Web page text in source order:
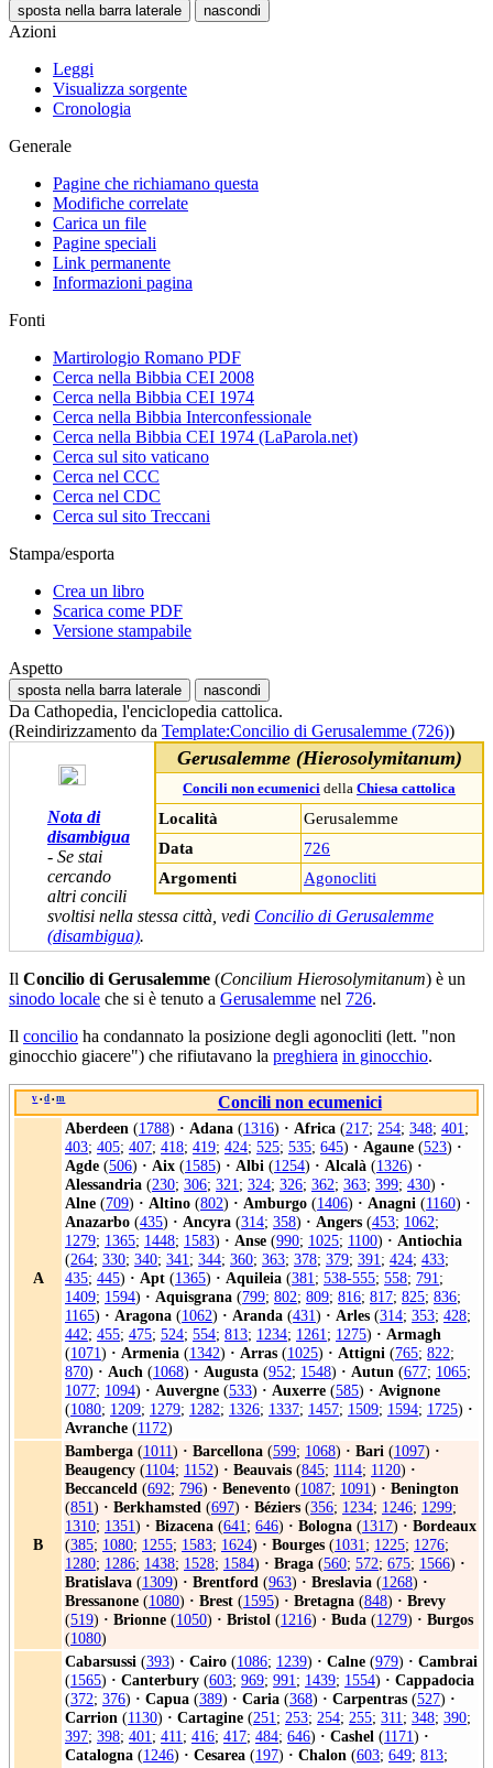
sposta nella barra laterale nascondi
Azioni
Leggi
Visualizza sorgente
Cronologia
Generale
Pagine che richiamano questa
Modifiche correlate
Carica un file
Pagine speciali
Link permanente
Informazioni pagina
Fonti
Martirologio Romano PDF
Cerca nella Bibbia CEI 2008
Cerca nella Bibbia CEI 1974
Cerca nella Bibbia Interconfessionale
Cerca nella Bibbia CEI 1974 (LaParola.net)
Cerca sul sito vaticano
Cerca nel CCC
Cerca nel CDC
Cerca sul sito Treccani
Stampa/esporta
Crea un libro
Scarica come PDF
Versione stampabile
Aspetto
sposta nella barra laterale nascondi
Da Cathopedia, l'enciclopedia cattolica.
(Reindirizzamento da Template:Concilio di Gerusalemme (726))
Gerusalemme (Hierosolymitanum)
Concili non ecumenici della Chiesa cattolica
Località
Gerusalemme
Data
726
Argomenti
Agonocliti
Nota di
disambigua
- Se stai
cercando
altri concili
svoltisi nella stessa città, vedi Concilio di Gerusalemme
(disambigua).
Il Concilio di Gerusalemme (Concilium Hierosolymitanum) è un
sinodo locale che si è tenuto a Gerusalemme nel 726.
Il concilio ha condannato la posizione degli agonocliti (lett. "non
ginocchio giacere") che rifiutavano la preghiera in ginocchio.
v • d • m Concili non ecumenici
A
Aberdeen (1788) · Adana (1316) · Africa (217; 254; 348; 401;
403; 405; 407; 418; 419; 424; 525; 535; 645) · Agaune (523) ·
Agde (506) · Aix (1585) · Albi (1254) · Alcalà (1326) ·
Alessandria (230; 306; 321; 324; 326; 362; 363; 399; 430) ·
Alne (709) · Altino (802) · Amburgo (1406) · Anagni (1160) ·
Anazarbo (435) · Ancyra (314; 358) · Angers (453; 1062;
1279; 1365; 1448; 1583) · Anse (990; 1025; 1100) · Antiochia
(264; 330; 340; 341; 344; 360; 363; 378; 379; 391; 424; 433;
435; 445) · Apt (1365) · Aquileia (381; 538-555; 558; 791;
1409; 1594) · Aquisgrana (799; 802; 809; 816; 817; 825; 836;
1165) · Aragona (1062) · Aranda (431) · Arles (314; 353; 428;
442; 455; 475; 524; 554; 813; 1234; 1261; 1275) · Armagh
(1071) · Armenia (1342) · Arras (1025) · Attigni (765; 822;
870) · Auch (1068) · Augusta (952; 1548) · Autun (677; 1065;
1077; 1094) · Auvergne (533) · Auxerre (585) · Avignone
(1080; 1209; 1279; 1282; 1326; 1337; 1457; 1509; 1594; 1725) ·
Avranche (1172)
B
Bamberga (1011) · Barcellona (599; 1068) · Bari (1097) ·
Beaugency (1104; 1152) · Beauvais (845; 1114; 1120) ·
Beccanceld (692; 796) · Benevento (1087; 1091) · Benington
(851) · Berkhamsted (697) · Béziers (356; 1234; 1246; 1299;
1310; 1351) · Bizacena (641; 646) · Bologna (1317) · Bordeaux
(385; 1080; 1255; 1583; 1624) · Bourges (1031; 1225; 1276;
1280; 1286; 1438; 1528; 1584) · Braga (560; 572; 675; 1566) ·
Bratislava (1309) · Brentford (963) · Breslavia (1268) ·
Bressanone (1080) · Brest (1595) · Bretagna (848) · Brevy
(519) · Brionne (1050) · Bristol (1216) · Buda (1279) · Burgos
(1080)
Cabarsussi (393) · Cairo (1086; 1239) · Calne (979) · Cambrai
(1565) · Canterbury (603; 969; 991; 1439; 1554) · Cappadocia
(372; 376) · Capua (389) · Caria (368) · Carpentras (527) ·
Carrion (1130) · Cartagine (251; 253; 254; 255; 311; 348; 390;
397; 398; 401; 411; 416; 417; 484; 646) · Cashel (1171) ·
Catalogna (1246) · Cesarea (197) · Chalon (603; 649; 813;